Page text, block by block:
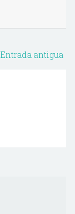
Entrada antigua